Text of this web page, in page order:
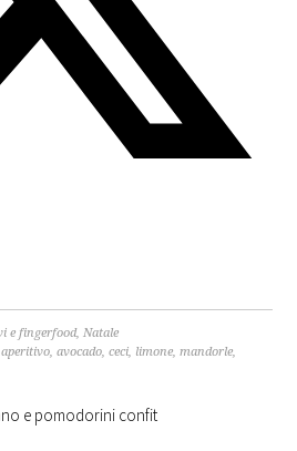
e fingerfood,Natale
aperitivo,avocado,ceci, limone,mandorle,
e pomodorini confit